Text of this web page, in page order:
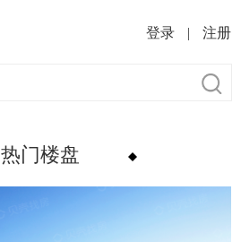
登录 | 注册
热门楼盘